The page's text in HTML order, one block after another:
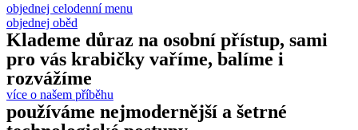
objednej celodenní menu
objednej oběd
Klademe důraz na osobní přístup, sami
pro vás krabičky vaříme, balíme i
rozvážíme
více o našem příběhu
používáme nejmodernější a šetrné